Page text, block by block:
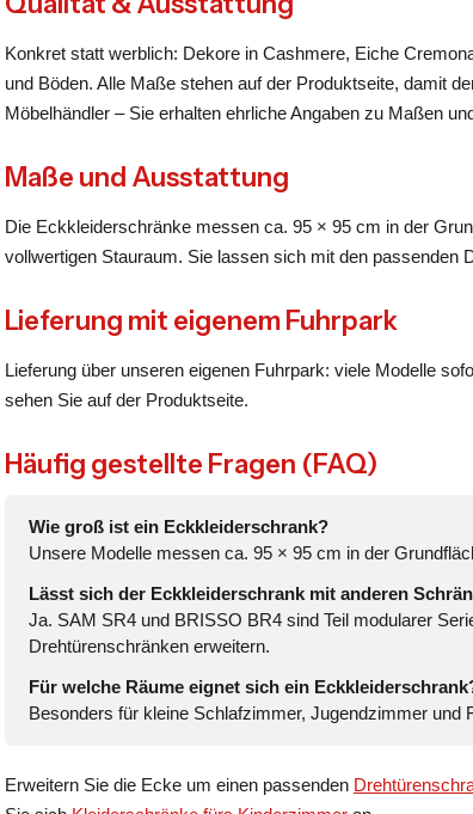
Konkret statt werblich: Dekore in Cashmere, Eiche
und Böden. Alle Maße stehen auf der Produktseite, damit
Möbelhändler – Sie erhalten ehrliche Angaben zu Maßen
Maße und Ausstattung
Die Eckkleiderschränke messen ca. 95 × 95 cm in der
vollwertigen Stauraum. Sie lassen sich mit den passenden
Lieferung mit eigenem Fuhrpark
Lieferung über unseren eigenen Fuhrpark: viele Modelle
sehen Sie auf der Produktseite.
Häufig gestellte Fragen (FAQ)
Wie groß ist ein Eckkleiderschrank?
Unsere Modelle messen ca. 95 × 95 cm in der
Lässt sich der Eckkleiderschrank mit anderen
Ja. SAM SR4 und BRISSO BR4 sind Teil modularer
Drehtürenschränken erweitern.
Für welche Räume eignet sich ein
Besonders für kleine Schlafzimmer, Jugendzimmer und
Erweitern Sie die Ecke um einen passenden